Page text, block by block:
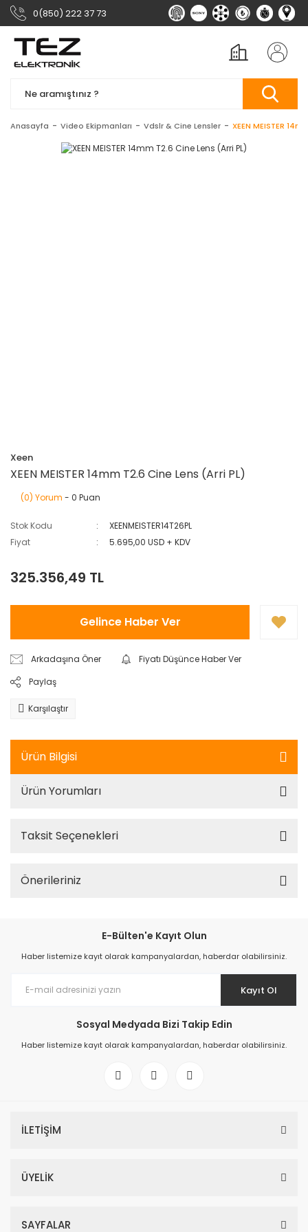
0(850) 222 37 73
Anasayfa Video Ekipmanları Vdslr & Cine Lensler XEEN MEISTER
Xeen
XEEN MEISTER 14mm T2.6 Cine Lens (Arri PL)
(0) Yorum - 0 Puan
Stok Kodu
XEENMEISTER14T26PL
Fiyat
5.695,00 USD + KDV
325.356,49 TL
Gelince Haber Ver
Arkadaşına Öner
Fiyatı Düşünce Haber Ver
Paylaş
Karşılaştır
Ürün Bilgisi
Ürün Yorumları
Taksit Seçenekleri
Önerileriniz
E-Bülten'e Kayıt Olun
Haber listemize kayıt olarak kampanyalardan, haberdar olabilirsiniz.
Kayıt Ol
Sosyal Medyada Bizi Takip Edin
Haber listemize kayıt olarak kampanyalardan, haberdar olabilirsiniz.
İLETİŞİM
ÜYELİK
SAYFALAR